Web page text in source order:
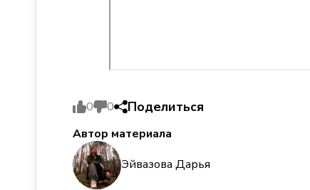
0 0 Поделиться
Автор материала
Эйвазова Дарья